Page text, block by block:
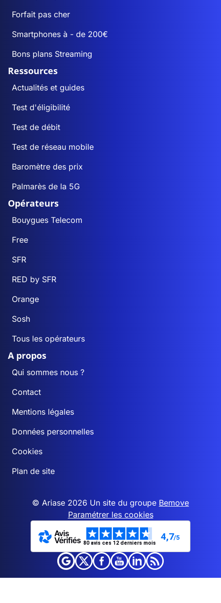
Forfait pas cher
Smartphones à - de 200€
Bons plans Streaming
Ressources
Actualités et guides
Test d'éligibilité
Test de débit
Test de réseau mobile
Baromètre des prix
Palmarès de la 5G
Opérateurs
Bouygues Telecom
Free
SFR
RED by SFR
Orange
Sosh
Tous les opérateurs
A propos
Qui sommes nous ?
Contact
Mentions légales
Données personnelles
Cookies
Plan de site
© Ariase 2026 Un site du groupe Bemove
Paramétrer les cookies
80 avis ces 12 derniers mois
4,7/5